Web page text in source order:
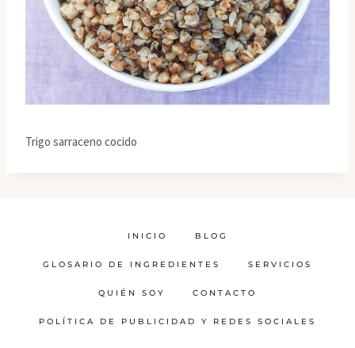
Trigo sarraceno cocido
INICIO BLOG
GLOSARIO DE INGREDIENTES SERVICIOS
QUIÉN SOY CONTACTO
POLÍTICA DE PUBLICIDAD Y REDES SOCIALES